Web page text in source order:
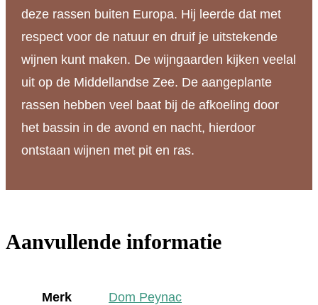
deze rassen buiten Europa. Hij leerde dat met
respect voor de natuur en druif je uitstekende
wijnen kunt maken. De wijngaarden kijken veelal
uit op de Middellandse Zee. De aangeplante
rassen hebben veel baat bij de afkoeling door
het bassin in de avond en nacht, hierdoor
ontstaan wijnen met pit en ras.
Aanvullende informatie
Merk Dom Peynac